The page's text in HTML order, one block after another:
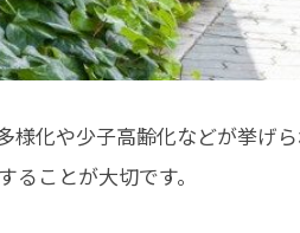
化や少子高齢化などが挙げ
ことが大切です。